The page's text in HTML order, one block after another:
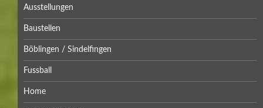
Ausstellungen
Baustellen
Böblingen / Sindelfingen
Fussball
Home